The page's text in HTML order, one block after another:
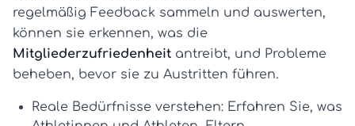
regelmäßig Feedback sammeln und auswerten,
können sie erkennen, was die
Mitgliederzufriedenheit antreibt, und Probleme
beheben, bevor sie zu Austritten führen.
Reale Bedürfnisse verstehen: Erfahren Sie, was